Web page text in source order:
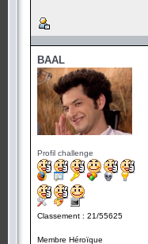
BAAL
Profil challenge
Classement : 21/55625
Membre Héroïque